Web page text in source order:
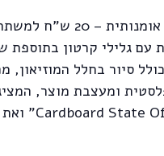
– 20 ש"ח למשתתף
גלילי קרטון בתוספת של 30
סיור בחלל
ומעצבת מוצר,